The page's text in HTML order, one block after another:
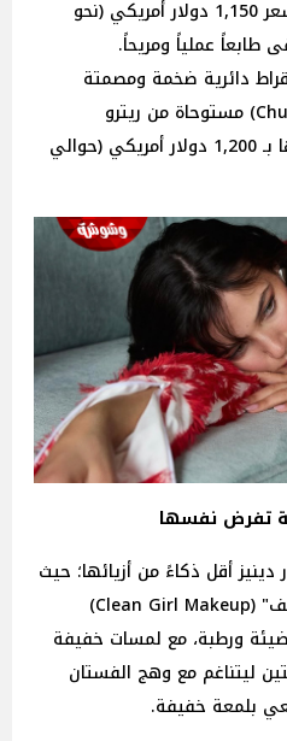
(Block heel) من Miu Miu بسعر 1,150 دولار أمريكي (نحو
دائرية ضخمة ومصمتة
باللون الفضي (Chunky Earrings) مستوحاة من ريترو
الثمانينات، والتي تُقدر قيمتها بـ 1,200 دولار أمريكي (حوالي
تفرض نفسها
دينيز أقل ذكاءً من أزيائها؛ حيث
اعتمدت صيحة "المكياج النظيف" (Clean Girl Makeup)
ورطبة، مع لمسات خفيفة
ليتناغم مع وهج الفستان
بلمعة خفيفة.